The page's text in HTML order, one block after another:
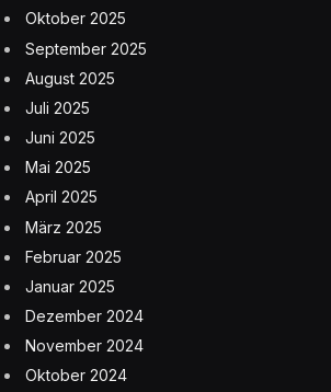
Oktober 2025
September 2025
August 2025
Juli 2025
Juni 2025
Mai 2025
April 2025
März 2025
Februar 2025
Januar 2025
Dezember 2024
November 2024
Oktober 2024